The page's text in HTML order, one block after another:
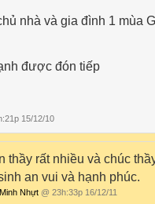
nhà và gia đình 1 mùa
được đón tiếp
15/12/10
thầy rất nhiều và chúc
an vui và hạnh phúc.
Nhựt @ 23h:33p 16/12/11